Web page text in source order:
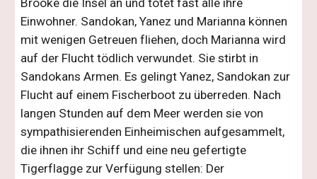
Brooke die Insel an und tötet fast alle ihre
Einwohner. Sandokan, Yanez und Marianna können
mit wenigen Getreuen fliehen, doch Marianna wird
auf der Flucht tödlich verwundet. Sie stirbt in
Sandokans Armen. Es gelingt Yanez, Sandokan zur
Flucht auf einem Fischerboot zu überreden. Nach
langen Stunden auf dem Meer werden sie von
sympathisierenden Einheimischen aufgesammelt,
die ihnen ihr Schiff und eine neu gefertigte
Tigerflagge zur Verfügung stellen: Der